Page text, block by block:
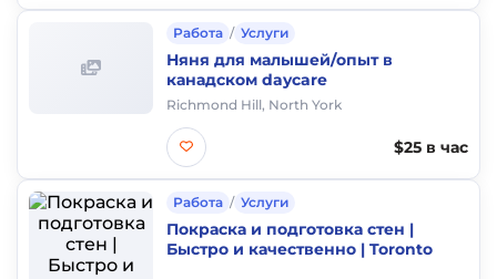
Работа / Услуги
Няня для малышей/опыт в
канадском daycare
Richmond Hill, North York
$25 в час
Работа / Услуги
Покраска и подготовка стен |
Быстро и качественно | Toronto